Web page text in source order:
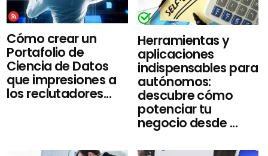
Cómo crear un
Portafolio de
Ciencia de Datos
que impresiones a
los reclutadores...
Herramientas y
aplicaciones
indispensables para
autónomos:
descubre cómo
potenciar tu
negocio desde ...